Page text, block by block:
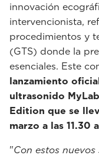
innovación
intervencionista,
procedimientos y
(GTS) donde la
esenciales. Este
lanzamiento
ultrasonido
Edition que se
marzo a las 11.30
"Con estos